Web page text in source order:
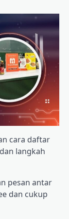
cara daftar
langkah
pesan antar
dan cukup